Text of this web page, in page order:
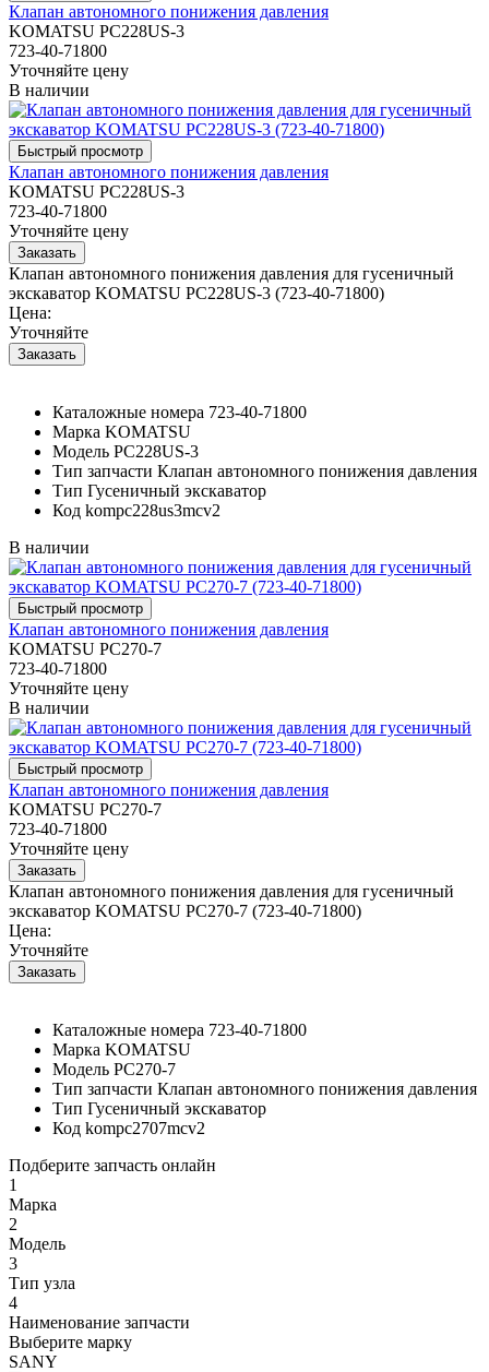
Клапан автономного понижения давления
KOMATSU PC228US-3
723-40-71800
Уточняйте цену
В наличии
Клапан автономного понижения давления
KOMATSU PC228US-3
723-40-71800
Уточняйте цену
Клапан автономного понижения давления для гусеничный
экскаватор KOMATSU PC228US-3 (723-40-71800)
Цена:
Уточняйте
Каталожные номера 723-40-71800
Марка KOMATSU
Модель PC228US-3
Тип запчасти Клапан автономного понижения давления
Тип Гусеничный экскаватор
Код kompc228us3mcv2
В наличии
Клапан автономного понижения давления
KOMATSU PC270-7
723-40-71800
Уточняйте цену
В наличии
Клапан автономного понижения давления
KOMATSU PC270-7
723-40-71800
Уточняйте цену
Клапан автономного понижения давления для гусеничный
экскаватор KOMATSU PC270-7 (723-40-71800)
Цена:
Уточняйте
Каталожные номера 723-40-71800
Марка KOMATSU
Модель PC270-7
Тип запчасти Клапан автономного понижения давления
Тип Гусеничный экскаватор
Код kompc2707mcv2
Подберите запчасть онлайн
1
Марка
2
Модель
3
Тип узла
4
Наименование запчасти
Выберите марку
SANY